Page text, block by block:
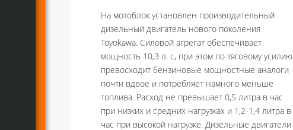
На мотоблок установлен производительный
дизельный двигатель нового поколения
Toyokawa. Силовой агрегат обеспечивает
мощность 10,3 л. с, при этом по тяговому усилию
превосходит бензиновые мощностные аналоги
почти вдвое и потребляет намного меньше
топлива. Расход не превышает 0,5 литра в час
при низких и средних нагрузках и 1,2-1,4 литра в
час при высокой нагрузке. Дизельные двигатели